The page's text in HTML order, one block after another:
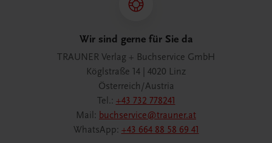
Wir sind gerne für Sie da
TRAUNER Verlag + Buchservice GmbH
Köglstraße 14 | 4020 Linz
Österreich/Austria
Tel.: +43 732 778241
Mail: buchservice@trauner.at
WhatsApp: +43 664 88 58 69 41